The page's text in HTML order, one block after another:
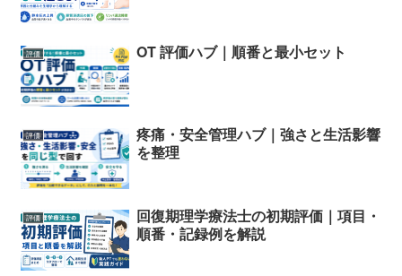
評価 OT 評価ハブ｜順番と最小セット
評価
疼痛・安全管理ハブ｜強さと生活影響
を整理
評価
回復期理学療法士の初期評価｜項目・
順番・記録例を解説